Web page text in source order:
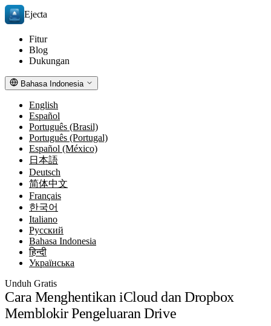
Ejecta
Fitur
Blog
Dukungan
Bahasa Indonesia
English
Español
Português (Brasil)
Português (Portugal)
Español (México)
日本語
Deutsch
简体中文
Français
한국어
Italiano
Русский
Bahasa Indonesia
हिन्दी
Українська
Unduh Gratis
Cara Menghentikan iCloud dan Dropbox
Memblokir Pengeluaran Drive